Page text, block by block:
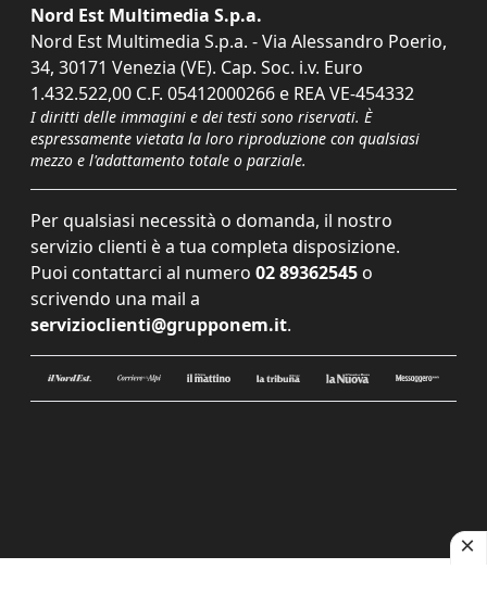
Nord Est Multimedia S.p.a.
Nord Est Multimedia S.p.a. - Via Alessandro Poerio,
34, 30171 Venezia (VE). Cap. Soc. i.v. Euro
1.432.522,00 C.F. 05412000266 e REA VE-454332
I diritti delle immagini e dei testi sono riservati. È
espressamente vietata la loro riproduzione con qualsiasi
mezzo e l'adattamento totale o parziale.
Per qualsiasi necessità o domanda, il nostro
servizio clienti è a tua completa disposizione.
Puoi contattarci al numero 02 89362545 o
scrivendo una mail a
servizioclienti@grupponem.it.